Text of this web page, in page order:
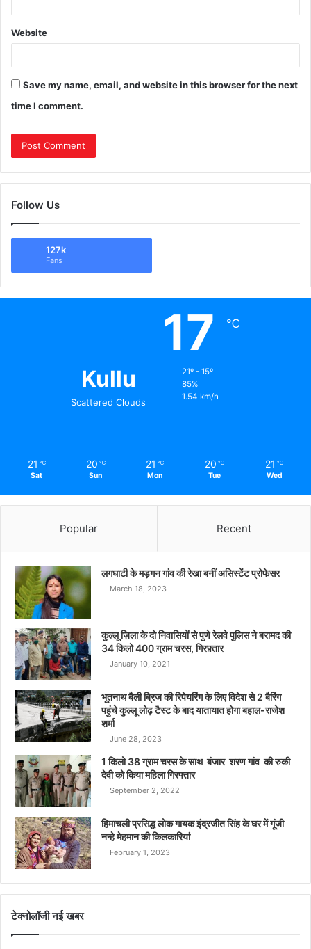
Website
Save my name, email, and website in this browser for the next
time I comment.
Follow Us
127k
Fans
Kullu
Scattered Clouds
17 ℃
21º - 15º
85%
1.54 km/h
21 ℃
Sat
20 ℃
Sun
21 ℃
Mon
20 ℃
Tue
21 ℃
Wed
Popular Recent
लगघाटी के मड़गन गांव की रेखा बनीं असिस्टेंट प्रोफेसर
March 18, 2023
कुल्लू ज़िला के दो निवासियों से पुणे रेलवे पुलिस ने बरामद की
34 किलो 400 ग्राम चरस, गिरफ़्तार
January 10, 2021
भूतनाथ बैली ब्रिज की रिपेयरिंग के लिए विदेश से 2 बैरिंग
पहुंचे कुल्लू लोढ़ टैस्ट के बाद यातायात होगा बहाल-राजेश
शर्मा
June 28, 2023
1 किलो 38 ग्राम चरस के साथ बंजार शरण गांव की रुकी
देवी को किया महिला गिरफ्तार
September 2, 2022
हिमाचली प्रसिद्ध लोक गायक इंद्रजीत सिंह के घर में गूंजी
नन्हे मेहमान की किलकारियां
February 1, 2023
टेक्नोलॉजी नई खबर